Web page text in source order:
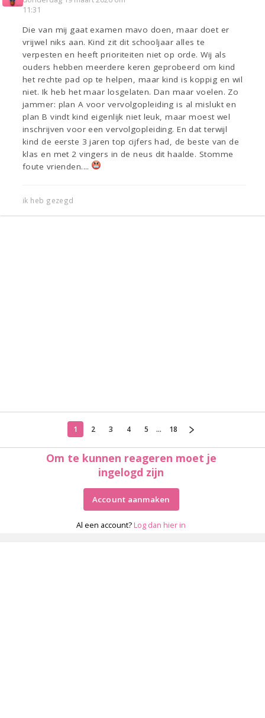
11:31
Die van mij gaat examen mavo doen, maar doet er
vrijwel niks aan. Kind zit dit schooljaar alles te
verpesten en heeft prioriteiten niet op orde. Wij als
ouders hebben meerdere keren geprobeerd om kind
het rechte pad op te helpen, maar kind is koppig en wil
niet. Ik heb het maar losgelaten. Dan maar voelen. Zo
jammer: plan A voor vervolgopleiding is al mislukt en
plan B vindt kind eigenlijk niet leuk, maar moest wel
inschrijven voor een vervolgopleiding. En dat terwijl
kind de eerste 3 jaren top cijfers had, de beste van de
klas en met 2 vingers in de neus dit haalde. Stomme
foute vrienden....
ik heb gezegd
1 2 3 4 5 ... 18
Om te kunnen reageren moet je
ingelogd zijn
Account aanmaken
Al een account? Log dan hier in